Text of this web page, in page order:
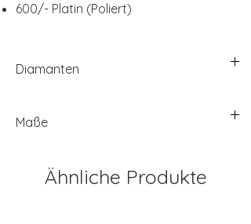
600/- Platin (Poliert)
Diamanten
Maße
Ähnliche Produkte